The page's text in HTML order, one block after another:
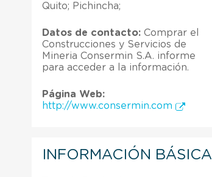
Quito; Pichincha;
Datos de contacto: Comprar el
Construcciones y Servicios de
Mineria Consermin S.A. informe
para acceder a la información.
Página Web:
http://www.consermin.com
INFORMACIÓN BÁSICA